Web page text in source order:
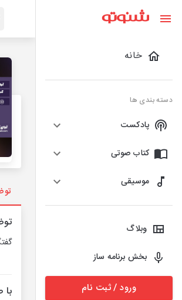
خانه
دسته بندی ها
پادکست
کتاب صوتی
موسیقی
وبلاگ
بخش برنامه ساز
ورود / ثبت نام